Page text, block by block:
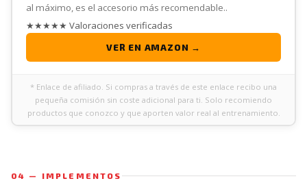
al máximo, es el accesorio más recomendable..
★★★★★ Valoraciones verificadas
VER EN AMAZON →
* Enlace de afiliado. Si compras a través de este enlace recibo una
pequeña comisión sin coste adicional para ti. Solo recomiendo
productos que conozco y que aporten valor real al entrenamiento.
04 — IMPLEMENTOS